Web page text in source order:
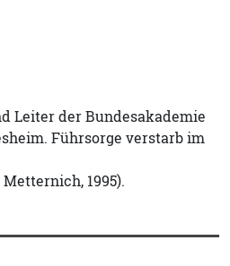
Leiter der Bundesakademie
Führsorge verstarb im
1995).